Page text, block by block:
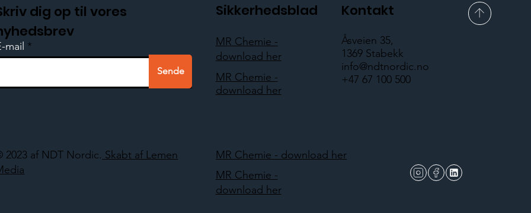
Sikkerhedsblad
MR Chemie -
download her
MR Chemie -
download her
Kontakt
Åsveien 35,
1369 Stabekk
info@ndtnordic.no
+47 67 100 500
2023 af NDT Nordic. Skabt af Lemen
dig op til vores
mail
Sende
MR Chemie - download her
MR Chemie -
download her